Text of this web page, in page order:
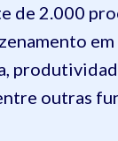
de 2.000
em
outras